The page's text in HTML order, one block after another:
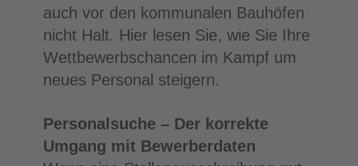
auch vor den kommunalen Bauhöfen
nicht Halt. Hier lesen Sie, wie Sie Ihre
Wettbewerbschancen im Kampf um
neues Personal steigern.
Personalsuche – Der korrekte
Umgang mit Bewerberdaten